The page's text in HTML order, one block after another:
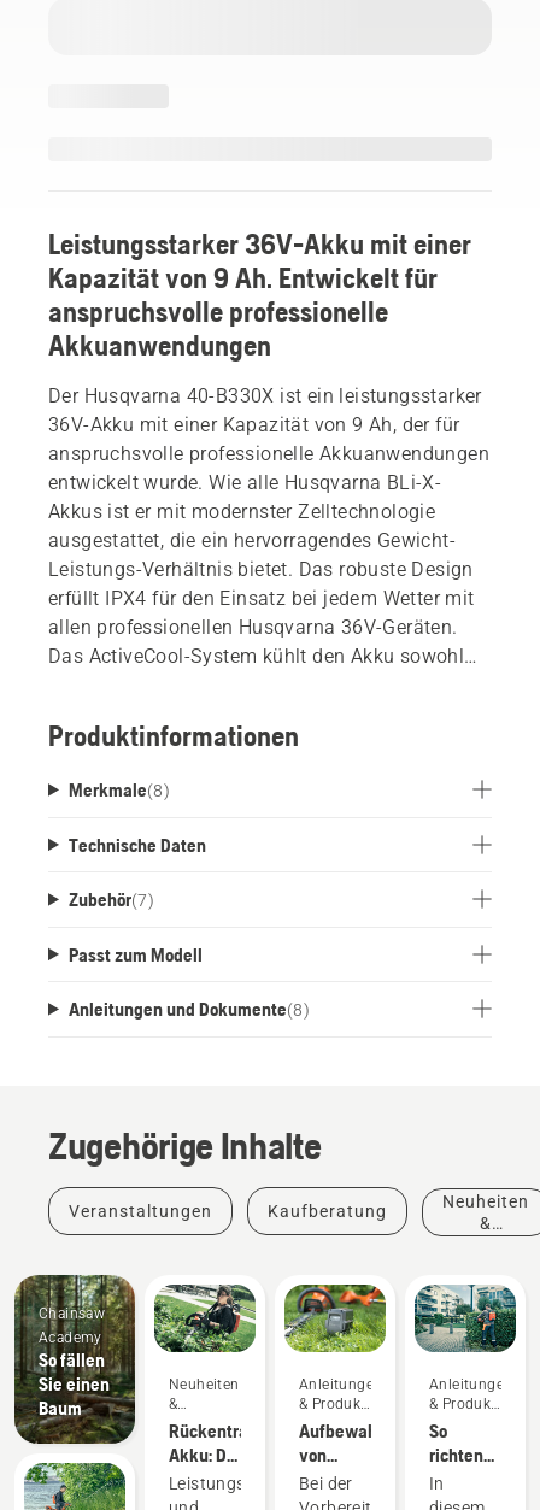
Leistungsstarker 36V-Akku mit einer
Kapazität von 9 Ah. Entwickelt für
anspruchsvolle professionelle
Akkuanwendungen
Der Husqvarna 40-B330X ist ein leistungsstarker
36V-Akku mit einer Kapazität von 9 Ah, der für
anspruchsvolle professionelle Akkuanwendungen
entwickelt wurde. Wie alle Husqvarna BLi-X-
Akkus ist er mit modernster Zelltechnologie
ausgestattet, die ein hervorragendes Gewicht-
Leistungs-Verhältnis bietet. Das robuste Design
erfüllt IPX4 für den Einsatz bei jedem Wetter mit
allen professionellen Husqvarna 36V-Geräten.
Das ActiveCool-System kühlt den Akku sowohl
Konnektivität für die Verbindung mit Fleet
Produktinformationen
Merkmale(8)
Technische Daten
Zubehör(7)
Passt zum Modell
Anleitungen und Dokumente(8)
Zugehörige Inhalte
Veranstaltungen Kaufberatung
Neuheiten
&
Chainsaw
Academy
So fällen
Sie einen
Baum
Neuheiten
&
Produkte
Rückentragbarer
Akku: Die
Revolution
bei
Leistungsstark
Anleitungen
& Produkt-
Leitfäden
Aufbewahren
von
Husqvarna-
Akkus
Bei der
Anleitungen
& Produkt-
Leitfäden
So
richten
Sie den
Akku-
In